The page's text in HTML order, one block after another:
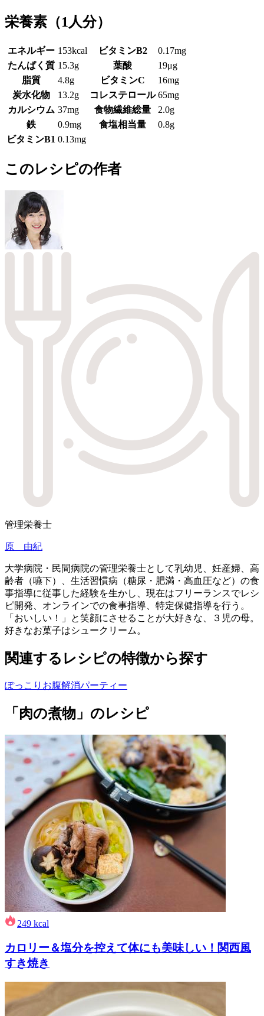
栄養素 （1人分）
エネルギー 153kcal ビタミンB2
0.17mg
たんぱく質 15.3g 葉酸
19μg
脂質
4.8g ビタミンC
16mg
炭水化物
13.2g コレステロール 65mg
カルシウム 37mg 食物繊維総量
2.0g
鉄
0.9mg 食塩相当量
0.8g
ビタミンB1 0.13mg
このレシピの作者
管理栄養士
原 由紀
大学病院・民間病院の管理栄養士として乳幼児、妊産婦、高
齢者（嚥下）、生活習慣病（糖尿・肥満・高血圧など）の食
事指導に従事した経験を生かし、現在はフリーランスでレシ
ピ開発、オンラインでの食事指導、特定保健指導を行う。
「おいしい！」と笑顔にさせることが大好きな、３児の母。
好きなお菓子はシュークリーム。
関連するレシピの特徴から探す
ぽっこりお腹解消パーティー
「肉の煮物」のレシピ
249 kcal
カロリー＆塩分を控えて体にも美味しい！関西風
すき焼き